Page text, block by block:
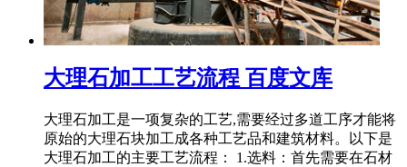
大理石加工工艺流程 百度文库
大理石加工是一项复杂的工艺,需要经过多道工序才能将
原始的大理石块加工成各种工艺品和建筑材料。以下是
大理石加工的主要工艺流程： 1.选料：首先需要在石材